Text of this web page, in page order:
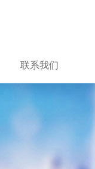
联系我们